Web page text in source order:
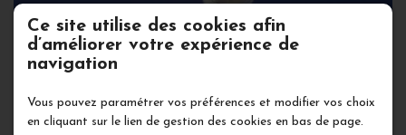
DESCRIPTIF NOUVELLES SEANCES
Ce site utilise des cookies afin
d’améliorer votre expérience de
navigation
Vous pouvez paramétrer vos préférences et modifier vos choix
en cliquant sur le lien de gestion des cookies en bas de page.